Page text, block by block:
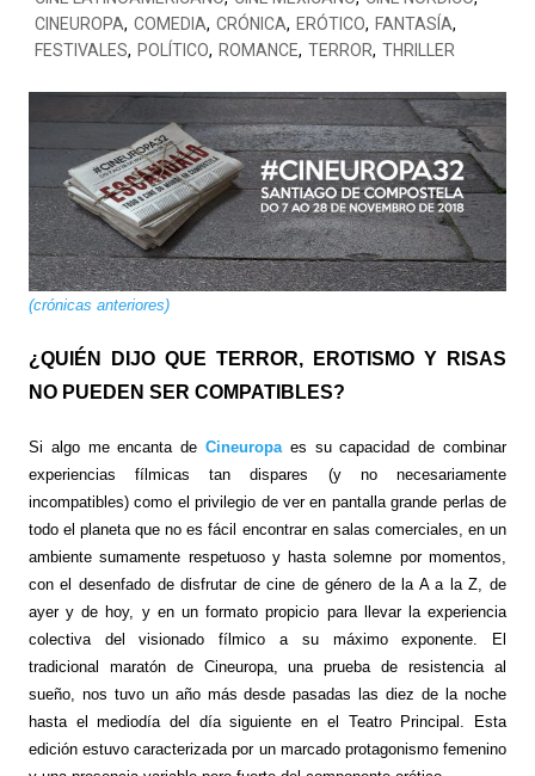
CINEUROPA, COMEDIA, CRÓNICA, ERÓTICO, FANTASÍA,
FESTIVALES, POLÍTICO, ROMANCE, TERROR, THRILLER
(crónicas anteriores)
¿QUIÉN DIJO QUE TERROR, EROTISMO Y RISAS
NO PUEDEN SER COMPATIBLES?
Si algo me encanta de Cineuropa es su capacidad de combinar
experiencias fílmicas tan dispares (y no necesariamente
incompatibles) como el privilegio de ver en pantalla grande perlas de
todo el planeta que no es fácil encontrar en salas comerciales, en un
ambiente sumamente respetuoso y hasta solemne por momentos,
con el desenfado de disfrutar de cine de género de la A a la Z, de
ayer y de hoy, y en un formato propicio para llevar la experiencia
colectiva del visionado fílmico a su máximo exponente. El
tradicional maratón de Cineuropa, una prueba de resistencia al
sueño, nos tuvo un año más desde pasadas las diez de la noche
hasta el mediodía del día siguiente en el Teatro Principal. Esta
edición estuvo caracterizada por un marcado protagonismo femenino